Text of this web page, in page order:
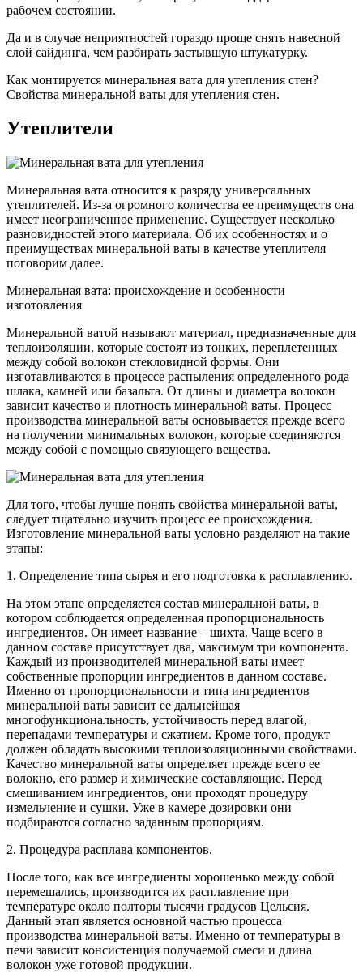
рабочем состоянии.
Да и в случае неприятностей гораздо проще снять навесной
слой сайдинга, чем разбирать застывшую штукатурку.
Как монтируется минеральная вата для утепления стен?
Свойства минеральной ваты для утепления стен.
Утеплители
Минеральная вата относится к разряду универсальных
утеплителей. Из-за огромного количества ее преимуществ она
имеет неограниченное применение. Существует несколько
разновидностей этого материала. Об их особенностях и о
преимуществах минеральной ваты в качестве утеплителя
поговорим далее.
Минеральная вата: происхождение и особенности
изготовления
Минеральной ватой называют материал, предназначенные для
теплоизоляции, которые состоят из тонких, переплетенных
между собой волокон стекловидной формы. Они
изготавливаются в процессе распыления определенного рода
шлака, камней или базальта. От длины и диаметра волокон
зависит качество и плотность минеральной ваты. Процесс
производства минеральной ваты основывается прежде всего
на получении минимальных волокон, которые соединяются
между собой с помощью связующего вещества.
Для того, чтобы лучше понять свойства минеральной ваты,
следует тщательно изучить процесс ее происхождения.
Изготовление минеральной ваты условно разделяют на такие
этапы:
1. Определение типа сырья и его подготовка к расплавлению.
На этом этапе определяется состав минеральной ваты, в
котором соблюдается определенная пропорциональность
ингредиентов. Он имеет название – шихта. Чаще всего в
данном составе присутствует два, максимум три компонента.
Каждый из производителей минеральной ваты имеет
собственные пропорции ингредиентов в данном составе.
Именно от пропорциональности и типа ингредиентов
минеральной ваты зависит ее дальнейшая
многофункциональность, устойчивость перед влагой,
перепадами температуры и сжатием. Кроме того, продукт
должен обладать высокими теплоизоляционными свойствами.
Качество минеральной ваты определяет прежде всего ее
волокно, его размер и химические составляющие. Перед
смешиванием ингредиентов, они проходят процедуру
измельчение и сушки. Уже в камере дозировки они
подбираются согласно заданным пропорциям.
2. Процедура расплава компонентов.
После того, как все ингредиенты хорошенько между собой
перемешались, производится их расплавление при
температуре около полторы тысячи градусов Цельсия.
Данный этап является основной частью процесса
производства минеральной ваты. Именно от температуры в
печи зависит консистенция получаемой смеси и длина
волокон уже готовой продукции.